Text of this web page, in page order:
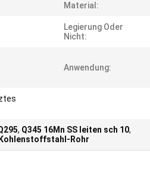
Material:
Legierung Oder
Nicht:
Anwendung:
, Q345 16Mn SS leiten sch 10,
Rohr